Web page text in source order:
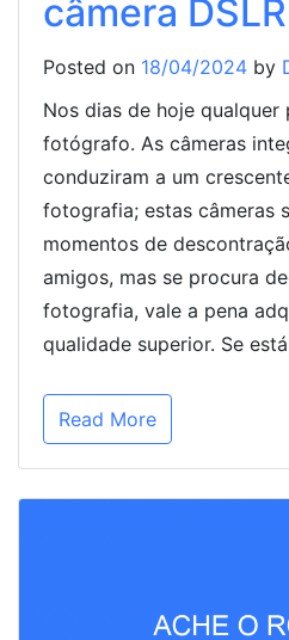
câmera DSLR
Posted on 18/04/2024 by
Nos dias de hoje qualquer
fotógrafo. As câmeras
conduziram a um
fotografia; estas câmeras
momentos de
amigos, mas se procura
fotografia, vale a pena
qualidade superior. Se
Read More